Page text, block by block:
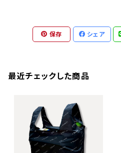
保存 シェア
最近チェックした商品